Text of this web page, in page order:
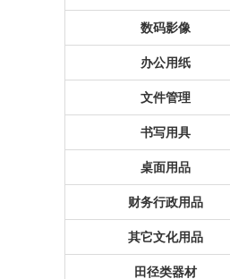
数码影像
办公用纸
文件管理
书写用具
桌面用品
财务行政用品
其它文化用品
田径类器材